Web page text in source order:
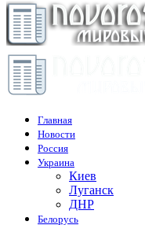
Главная
Новости
Россия
Украина
Киев
Луганск
ДНР
Белорусь